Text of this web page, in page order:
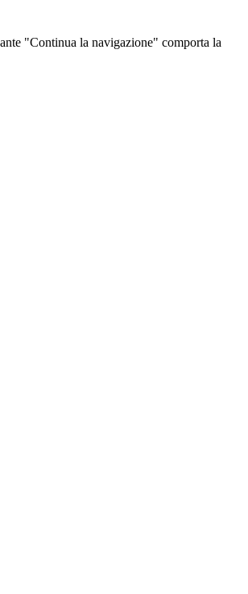
"Continua la navigazione" comporta la